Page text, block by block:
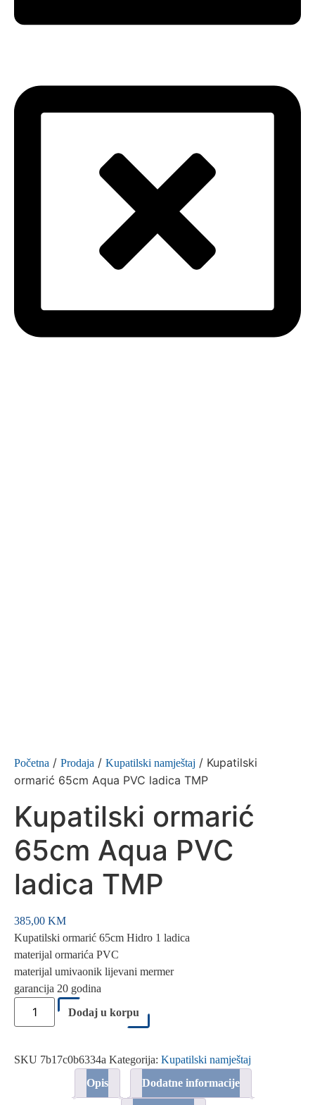
Početna / Prodaja / Kupatilski namještaj / Kupatilski
ormarić 65cm Aqua PVC ladica TMP
Kupatilski ormarić
65cm Aqua PVC
ladica TMP
385,00 KM
Kupatilski ormarić 65cm Hidro 1 ladica
materijal ormarića PVC
materijal umivaonik lijevani mermer
garancija 20 godina
Kupatilski
ormarić
65cm
ladica
Dodaj u korpu
SKU 7b17c0b6334a Kategorija: Kupatilski namještaj
Opis
Dodatne informacije